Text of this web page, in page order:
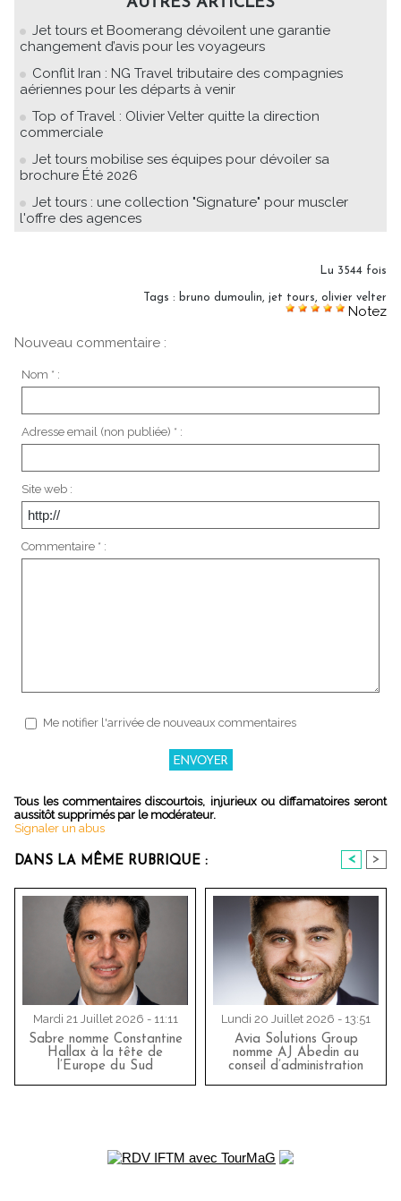
AUTRES ARTICLES
Jet tours et Boomerang dévoilent une garantie
changement d’avis pour les voyageurs
Conflit Iran : NG Travel tributaire des compagnies
aériennes pour les départs à venir
Top of Travel : Olivier Velter quitte la direction
commerciale
Jet tours mobilise ses équipes pour dévoiler sa
brochure Été 2026
Jet tours : une collection "Signature" pour muscler
l'offre des agences
Lu 3544 fois
Tags : bruno dumoulin, jet tours, olivier velter
Notez
Nouveau commentaire :
Nom * :
Adresse email (non publiée) * :
Site web :
Commentaire * :
Me notifier l'arrivée de nouveaux commentaires
Tous les commentaires discourtois, injurieux ou diffamatoires seront
aussitôt supprimés par le modérateur.
Signaler un abus
DANS LA MÊME RUBRIQUE : < >
Mardi 21 Juillet 2026 - 11:11
Sabre nomme Constantine
Hallax à la tête de
l’Europe du Sud
Lundi 20 Juillet 2026 - 13:51
Avia Solutions Group
nomme AJ Abedin au
conseil d’administration